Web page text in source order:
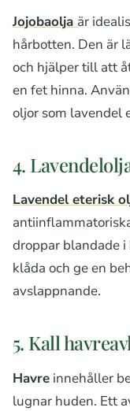
Jojobaolja är
hårbotten. Den är
och hjälper till att
en fet hinna.
oljor som lavendel
4.
Lavendel eterisk
droppar blandade
klåda och ge en
avslappnande.
5. Kall
Havre innehåller
lugnar huden. Ett